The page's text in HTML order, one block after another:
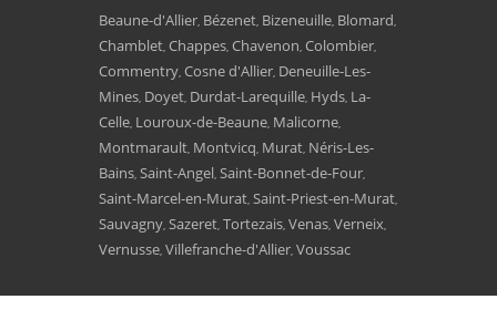
Beaune-d'Allier, Bézenet, Bizeneuille, Blomard,
Chamblet, Chappes, Chavenon, Colombier,
Commentry, Cosne d'Allier, Deneuille-Les-
Mines, Doyet, Durdat-Larequille, Hyds, La-
Celle, Louroux-de-Beaune, Malicorne,
Montmarault, Montvicq, Murat, Néris-Les-
Bains, Saint-Angel, Saint-Bonnet-de-Four,
Saint-Marcel-en-Murat, Saint-Priest-en-Murat,
Sauvagny, Sazeret, Tortezais, Venas, Verneix,
Vernusse, Villefranche-d'Allier, Voussac